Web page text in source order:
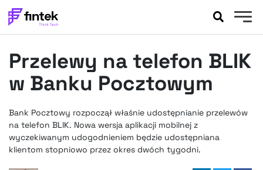
BANKOWOŚĆ
EVENTY
FELIETONY
WYWIADY
LEGAL
PODCASTY
Przelewy na telefon BLIK
w Banku Pocztowym
Bank Pocztowy rozpoczął właśnie udostępnianie przelewów
na telefon BLIK. Nowa wersja aplikacji mobilnej z
wyczekiwanym udogodnieniem będzie udostępniana
klientom stopniowo przez okres dwóch tygodni.